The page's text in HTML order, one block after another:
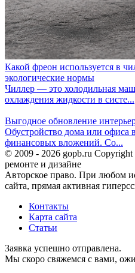
Какой фреон используется в
экологические нормы
Чиллер — это холодильная
охлаждения жидкости в систе...
Выгодное обновление
Обустройство дома или офиса
финансовых вложений. Со...
© 2009 - 2026 gopb.ru Copyright
ремонте и дизайне
Авторское право. При любом
сайта, прямая активная
Контакты
Карта сайта
Статьи
Заявка успешно отправлена.
Мы скоро свяжемся с вами,